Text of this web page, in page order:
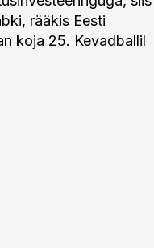
rääkis Eesti
koja 25. Kevadballil